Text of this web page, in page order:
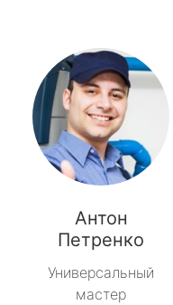
Антон
Петренко
Универсальный
мастер